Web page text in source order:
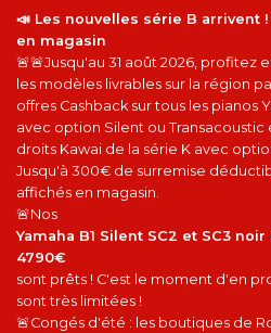
📣 Les nouvelles série B arrivent
en magasin
🚨🚨Jusqu'au 31 août 2026, profitez
les modèles livrables sur la région
offres Cashback sur tous les pianos
avec option Silent ou Transacoustic
droits Kawai de la série K avec
Jusqu'à 300€ de surremise
affichés en magasin.
🚨Nos
Yamaha B1 Silent SC2 et SC3
4790€
sont prêts ! C'est le moment d'en
sont très limitées !
🚨Congés d'été : les boutiques de